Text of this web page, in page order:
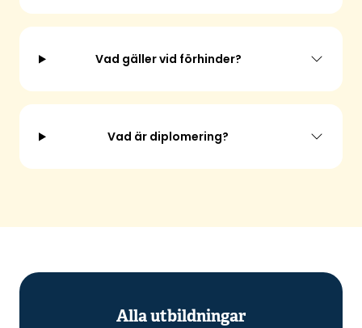
Vad gäller vid förhinder?
Vad är diplomering?
Alla utbildningar